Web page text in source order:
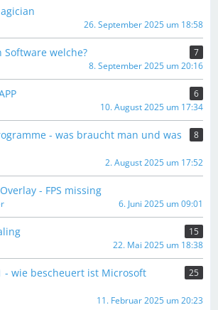
26. September 2025 um 18:58
Software welche?
7
8. September 2025 um 20:16
6
10. August 2025 um 17:34
- was braucht man und was
8
2. August 2025 um 17:52
- FPS missing
6. Juni 2025 um 09:01
15
22. Mai 2025 um 18:38
- wie bescheuert ist Microsoft
25
11. Februar 2025 um 20:23